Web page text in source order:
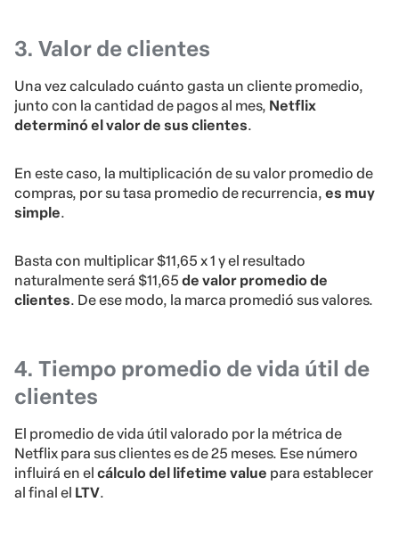
3. Valor de clientes
Una vez calculado cuánto gasta un cliente promedio,
junto con la cantidad de pagos al mes, Netflix
determinó el valor de sus clientes.
En este caso, la multiplicación de su valor promedio de
compras, por su tasa promedio de recurrencia, es muy
simple.
Basta con multiplicar $11,65 x 1 y el resultado
naturalmente será $11,65 de valor promedio de
clientes. De ese modo, la marca promedió sus valores.
4. Tiempo promedio de vida útil de
clientes
El promedio de vida útil valorado por la métrica de
Netflix para sus clientes es de 25 meses. Ese número
influirá en el cálculo del lifetime value para establecer
al final el LTV.